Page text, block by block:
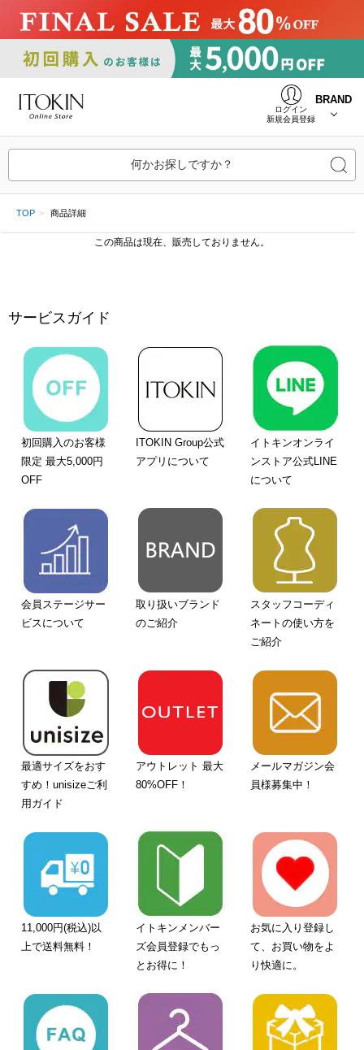
ログイン
新規会員登録
BRAND
何かお探しですか？
TOP 商品詳細
この商品は現在、販売しておりません。
サービスガイド
初回購入のお客様
限定 最大5,000円
OFF
ITOKIN Group公式
アプリについて
イトキンオンライ
ンストア公式LINE
について
会員ステージサー
ビスについて
取り扱いブランド
のご紹介
スタッフコーディ
ネートの使い方を
ご紹介
最適サイズをおす
すめ！unisizeご利
用ガイド
アウトレット 最大
80%OFF！
メールマガジン会
員様募集中！
11,000円(税込)以
上で送料無料！
イトキンメンバー
ズ会員登録でもっ
とお得に！
お気に入り登録し
て、お買い物をよ
り快適に。